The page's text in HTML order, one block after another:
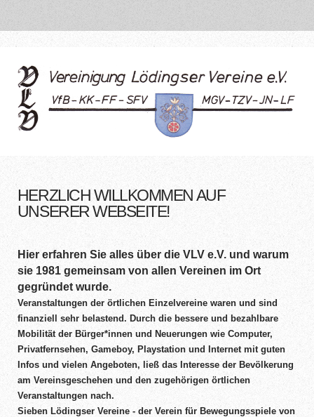
HERZLICH WILLKOMMEN AUF
UNSERER WEBSEITE!
Hier erfahren Sie alles über die VLV e.V. und warum
sie 1981 gemeinsam von allen Vereinen im Ort
gegründet wurde.
Veranstaltungen der örtlichen Einzelvereine waren und sind
finanziell sehr belastend. Durch die bessere und bezahlbare
Mobilität der Bürger*innen und Neuerungen wie Computer,
Privatfernsehen, Gameboy, Playstation und Internet mit guten
Infos und vielen Angeboten, ließ das Interesse der Bevölkerung
am Vereinsgeschehen und den zugehörigen örtlichen
Veranstaltungen nach.
Sieben Lödingser Vereine - der Verein für Bewegungsspiele von